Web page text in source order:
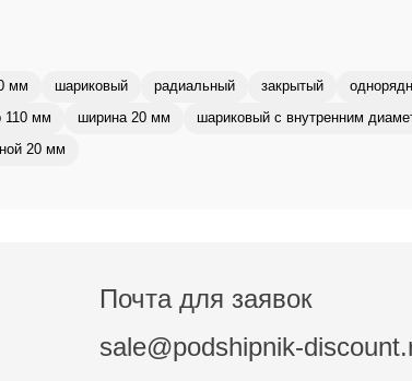
мм шариковый радиальный закрытый
110 мм ширина 20 мм шариковый с внутренним
20 мм
Почта для заявок
sale@podshipnik-